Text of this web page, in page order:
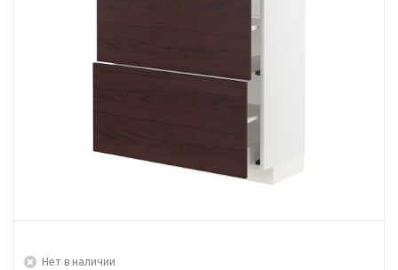
Нет в наличии